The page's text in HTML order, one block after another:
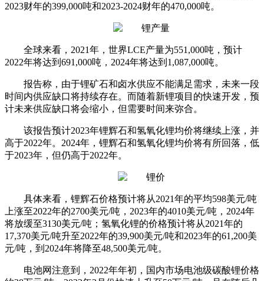
2023财年的399,000吨和2023-2024财年的470,000吨。
全球来看，2021年，世界LCE产量为551,000吨，预计
2022年将达到691,000吨，2024年将达到1,087,000吨。
报告称，由于锂矿石和卤水供应不能满足需求，未来一段
时间内供应缺口将持续存在。而随着新锂项目的快速开发，预
计未来供应缺口将会缩小，但需要时间来弥合。
该报告预计2023年锂辉石和氢氧化锂均价将继续上涨，并
高于2022年。2024年，锂辉石和氢氧化锂均价将有所回落，低
于2023年，但仍高于2022年。
具体来看，锂辉石价格预计将从2021年的平均598美元/吨
上涨至2022年的2700美元/吨，2023年的4010美元/吨，2024年
将放缓至3130美元/吨；氢氧化锂的价格预计将从2021年的
17,370美元/吨升至2022年的39,900美元/吨和2023年的61,200美
元/吨，到2024年将降至48,500美元/吨。
电池网注意到，2022年年初，国内市场电池级碳酸锂价格